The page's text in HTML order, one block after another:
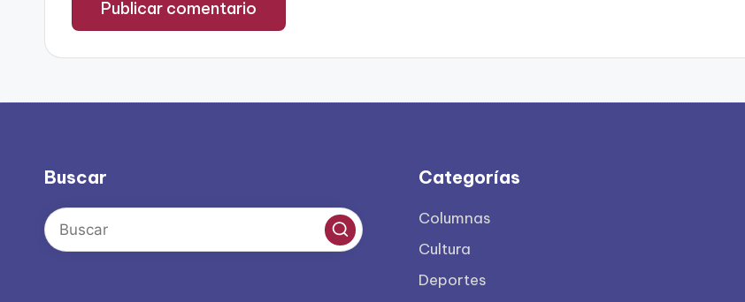
Buscar Categorías
Columnas
Cultura
Deportes